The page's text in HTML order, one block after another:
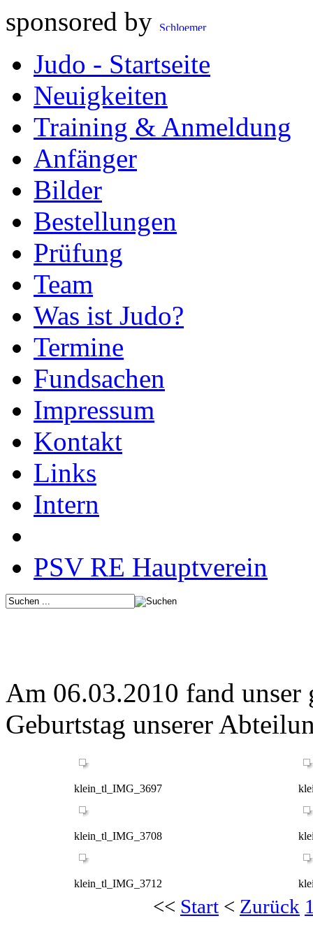
sponsored by
Judo - Startseite
Neuigkeiten
Training & Anmeldung
Anfänger
Bilder
Bestellungen
Prüfung
Team
Was ist Judo?
Termine
Fundsachen
Impressum
Kontakt
Links
Intern
PSV RE Hauptverein
Am 06.03.2010 fand unser
Geburtstag unserer
klein_tl_IMG_3697
klein_tl_IMG_3708
klein_tl_IMG_3712
<< Start < Zurück